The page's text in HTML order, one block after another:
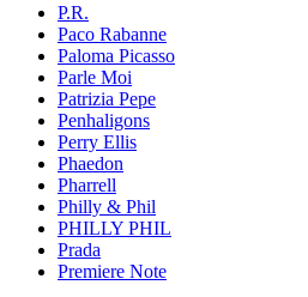
P.R.
Paco Rabanne
Paloma Picasso
Parle Moi
Patrizia Pepe
Penhaligons
Perry Ellis
Phaedon
Pharrell
Philly & Phil
PHILLY PHIL
Prada
Premiere Note